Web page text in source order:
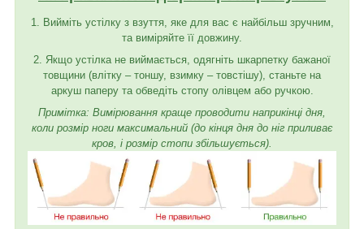
1. Вийміть устілку з взуття, яке для вас є найбільш зручним,
та виміряйте її довжину.
2. Якщо устілка не виймається, одягніть шкарпетку бажаної
товщини (влітку – тоншу, взимку – товстішу), станьте на
аркуш паперу та обведіть стопу олівцем або ручкою.
Примітка: Вимірювання краще проводити наприкінці дня,
коли розмір ноги максимальний (до кінця дня до ніг приливає
кров, і розмір стопи збільшується).